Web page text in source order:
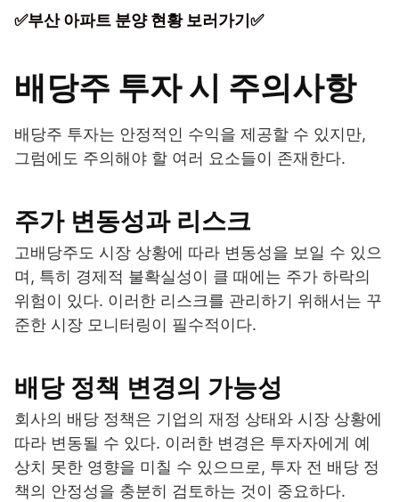
✅부산 아파트 분양 현황 보러가기✅
배당주 투자 시 주의사항
배당주 투자는 안정적인 수익을 제공할 수 있지만,
그럼에도 주의해야 할 여러 요소들이 존재한다.
주가 변동성과 리스크
고배당주도 시장 상황에 따라 변동성을 보일 수 있으
며, 특히 경제적 불확실성이 클 때에는 주가 하락의
위험이 있다. 이러한 리스크를 관리하기 위해서는 꾸
준한 시장 모니터링이 필수적이다.
배당 정책 변경의 가능성
회사의 배당 정책은 기업의 재정 상태와 시장 상황에
따라 변동될 수 있다. 이러한 변경은 투자자에게 예
상치 못한 영향을 미칠 수 있으므로, 투자 전 배당 정
책의 안정성을 충분히 검토하는 것이 중요하다.